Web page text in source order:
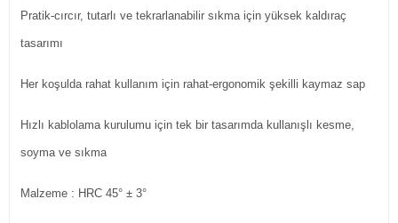
Pratik-cırcır, tutarlı ve tekrarlanabilir sıkma için yüksek kaldıraç
tasarımı
Her koşulda rahat kullanım için rahat-ergonomik şekilli kaymaz sap
Hızlı kablolama kurulumu için tek bir tasarımda kullanışlı kesme,
soyma ve sıkma
Malzeme : HRC 45° ± 3°